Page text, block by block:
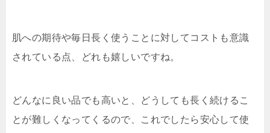
肌への期待や毎日長く使うことに対してコストも意識
されている点、どれも嬉しいですね。
どんなに良い品でも高いと、どうしても長く続けるこ
とが難しくなってくるので、これでしたら安心して使